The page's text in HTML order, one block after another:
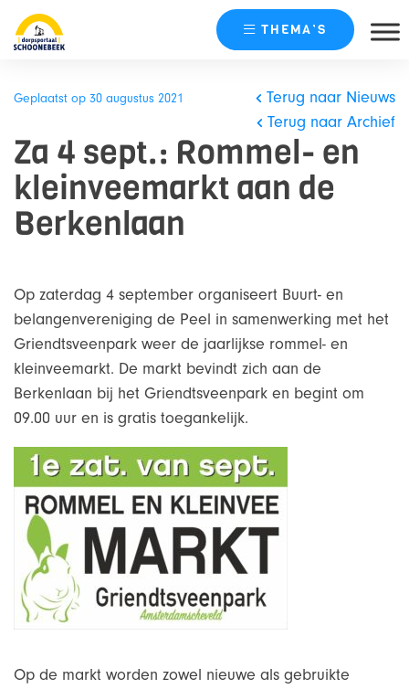
naar
THEMA’S
Geplaatst op 30 augustus 2021
Terug naar Nieuws
Terug naar Archief
Za 4 sept.: Rommel- en
kleinveemarkt aan de
Berkenlaan
Op zaterdag 4 september organiseert Buurt- en
belangenvereniging de Peel in samenwerking met het
Griendtsveenpark weer de jaarlijkse rommel- en
kleinveemarkt. De markt bevindt zich aan de
Berkenlaan bij het Griendtsveenpark en begint om
09.00 uur en is gratis toegankelijk.
Op de markt worden zowel nieuwe als gebruikte